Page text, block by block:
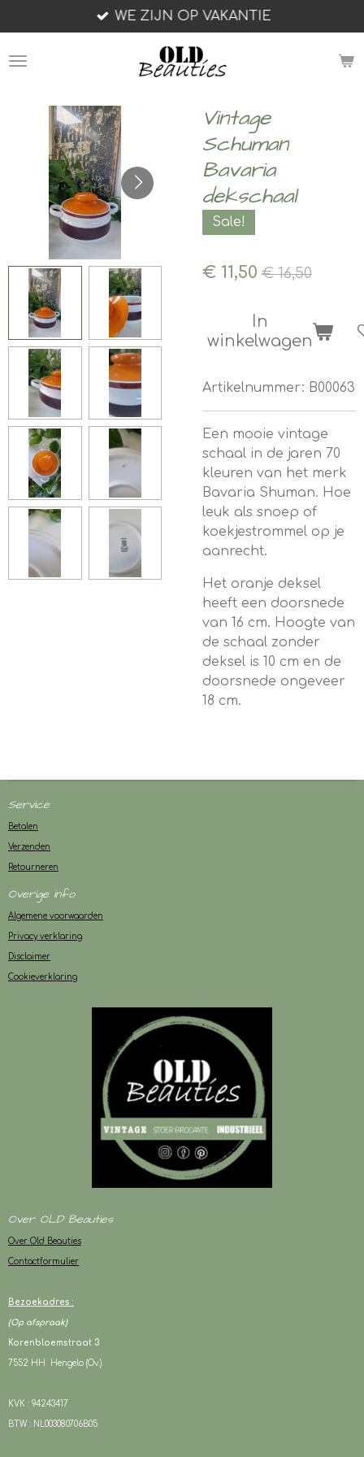
direct
naar
WE ZIJN OP VAKANTIE
Vintage
Schuman
Bavaria
dekschaal
Sale!
€ 11,50 € 16,50
In
winkelwagen
Artikelnummer: B00063
Een mooie vintage
schaal in de jaren 70
kleuren van het merk
Bavaria Shuman. Hoe
leuk als snoep of
koekjestrommel op je
aanrecht.
Het oranje deksel
heeft een doorsnede
van 16 cm. Hoogte van
de schaal zonder
deksel is 10 cm en de
doorsnede ongeveer
18 cm.
Service
Betalen
Verzenden
Retourneren
Overige info
Algemene voorwaarden
Privacy verklaring
Disclaimer
Cookieverklaring
Over OLD Beauties
Over Old Beauties
Contactformulier
Bezoekadres :
(Op afspraak)
Korenbloemstraat 3
7552 HH Hengelo (Ov.)
KVK : 94243417
BTW : NL003080706B05